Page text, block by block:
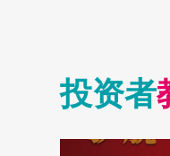
投资者